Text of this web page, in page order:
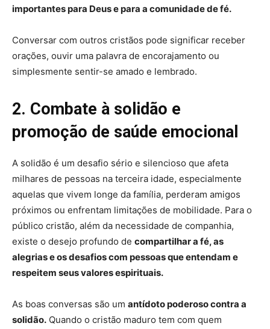
importantes para Deus e para a comunidade de fé.
Conversar com outros cristãos pode significar receber
orações, ouvir uma palavra de encorajamento ou
simplesmente sentir-se amado e lembrado.
2. Combate à solidão e
promoção de saúde emocional
A solidão é um desafio sério e silencioso que afeta
milhares de pessoas na terceira idade, especialmente
aquelas que vivem longe da família, perderam amigos
próximos ou enfrentam limitações de mobilidade. Para o
público cristão, além da necessidade de companhia,
existe o desejo profundo de compartilhar a fé, as
alegrias e os desafios com pessoas que entendam e
respeitem seus valores espirituais.
As boas conversas são um antídoto poderoso contra a
solidão. Quando o cristão maduro tem com quem